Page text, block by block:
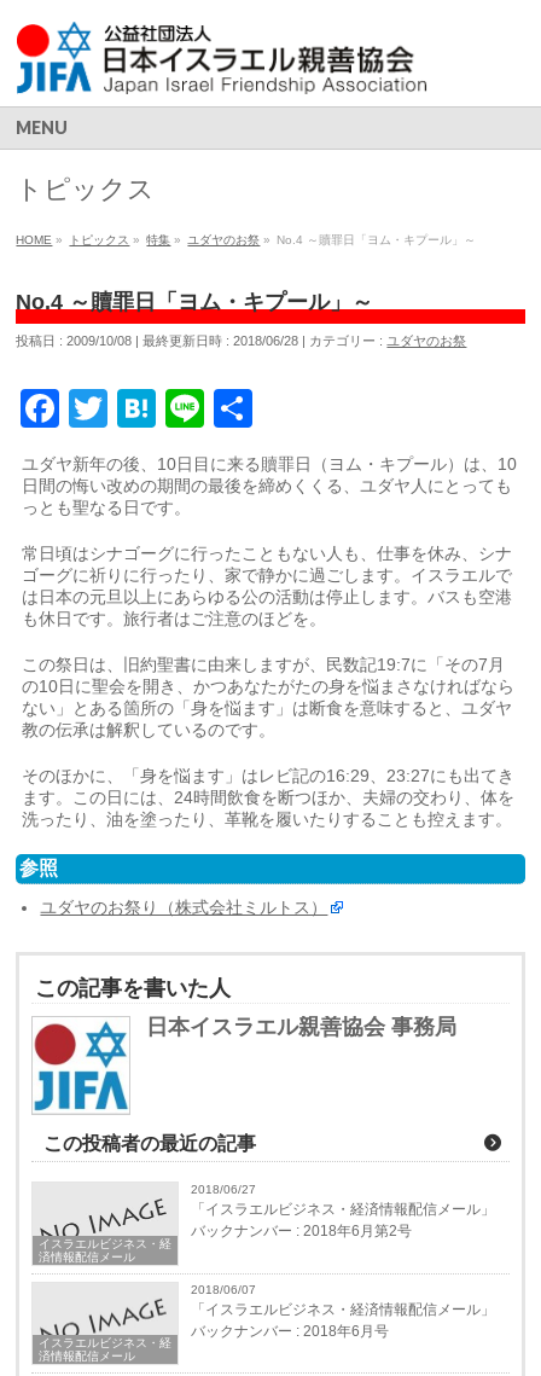
MENU
トピックス
HOME » トピックス » 特集 » ユダヤのお祭 » No.4 ～贖罪日「ヨム・キプール」～
No.4 ～贖罪日「ヨム・キプール」～
投稿日 : 2009/10/08 最終更新日時 : 2018/06/28 カテゴリー : ユダヤのお祭
Facebook
Twitter
Hatena
Line
有
ユダヤ新年の後、10日目に来る贖罪日（ヨム・キプール）は、10
日間の悔い改めの期間の最後を締めくくる、ユダヤ人にとっても
っとも聖なる日です。
常日頃はシナゴーグに行ったこともない人も、仕事を休み、シナ
ゴーグに祈りに行ったり、家で静かに過ごします。イスラエルで
は日本の元旦以上にあらゆる公の活動は停止します。バスも空港
も休日です。旅行者はご注意のほどを。
この祭日は、旧約聖書に由来しますが、民数記19:7に「その7月
の10日に聖会を開き、かつあなたがたの身を悩まさなければなら
ない」とある箇所の「身を悩ます」は断食を意味すると、ユダヤ
教の伝承は解釈しているのです。
そのほかに、「身を悩ます」はレビ記の16:29、23:27にも出てき
ます。この日には、24時間飲食を断つほか、夫婦の交わり、体を
洗ったり、油を塗ったり、革靴を履いたりすることも控えます。
参照
ユダヤのお祭り（株式会社ミルトス）
この記事を書いた人
日本イスラエル親善協会 事務局
この投稿者の最近の記事
イスラエルビジネス・経
済情報配信メール
2018/06/27
「イスラエルビジネス・経済情報配信メール」
バックナンバー : 2018年6月第2号
イスラエルビジネス・経
済情報配信メール
2018/06/07
「イスラエルビジネス・経済情報配信メール」
バックナンバー : 2018年6月号